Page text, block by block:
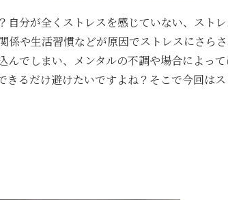
自分が全くストレスを感じていない、スト
係や生活習慣などが原因でストレスにさら
んでしまい、メンタルの不調や場合によっ
るだけ避けたいですよね？そこで今回は